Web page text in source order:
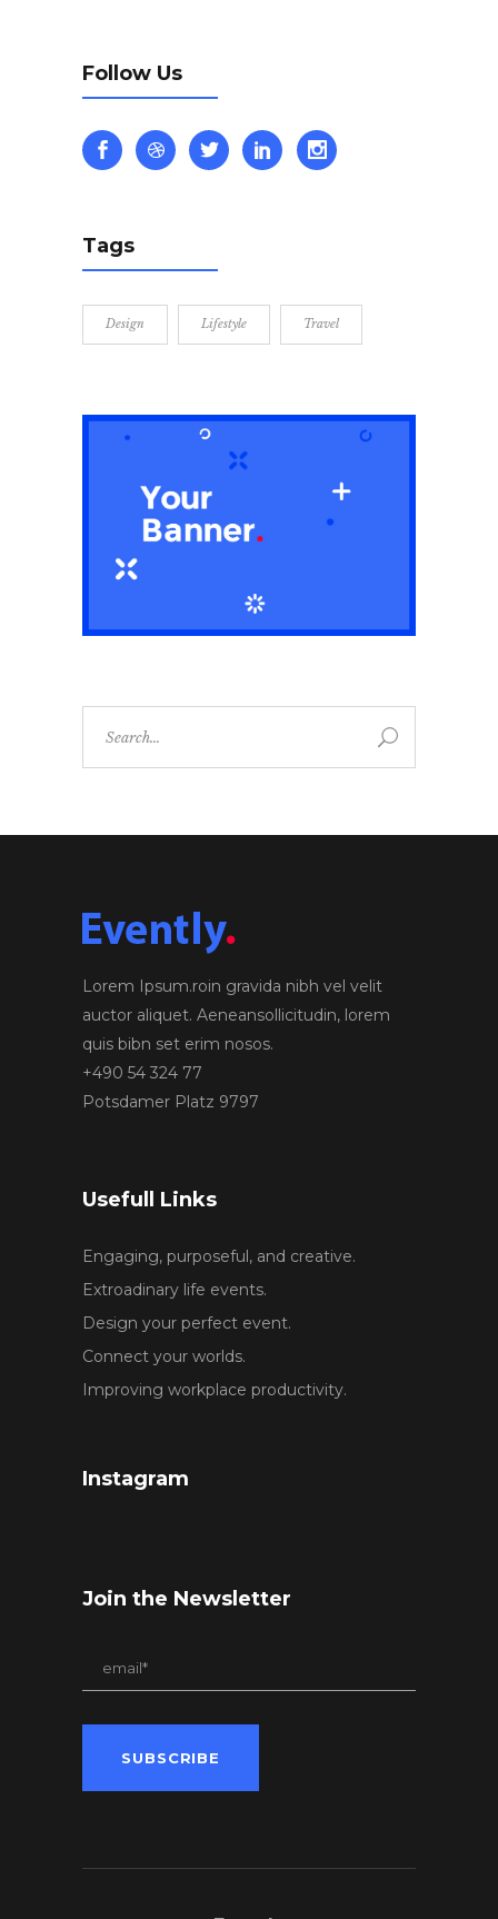
Follow Us
Tags
Design Lifestyle Travel
Lorem Ipsum.roin gravida nibh vel velit
auctor aliquet. Aeneansollicitudin, lorem
quis bibn set erim nosos.
+490 54 324 77
Potsdamer Platz 9797
Usefull Links
Engaging, purposeful, and creative.
Extroadinary life events.
Design your perfect event.
Connect your worlds.
Improving workplace productivity.
Instagram
Join the Newsletter